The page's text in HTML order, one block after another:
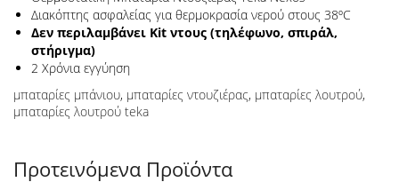
Διακόπτης ασφαλείας για θερμοκρασία νερού στους 38ºC
Δεν περιλαμβάνει Kit ντους (τηλέφωνο, σπιράλ,
στήριγμα)
2 Χρόνια εγγύηση
μπαταρίες μπάνιου, μπαταρίες ντουζιέρας, μπαταρίες λουτρού,
μπαταρίες λουτρού teka
Προτεινόμενα Προϊόντα